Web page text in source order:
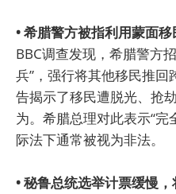
• 希腊警方被指利用蒙面移
BBC调查发现，希腊警方
兵”，强行将其他移民推
告揭示了移民遭脱光、抢
为。希腊总理对此表示“完
际法下通常被视为非法。
• 秘鲁总统选举计票缓慢，